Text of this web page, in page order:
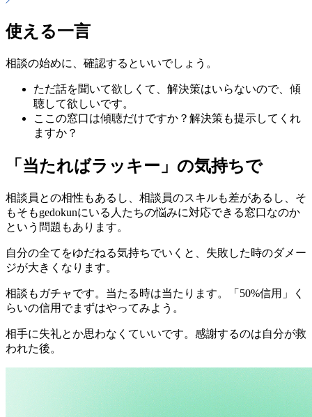
使える一言
相談の始めに、確認するといいでしょう。
ただ話を聞いて欲しくて、解決策はいらないので、傾
聴して欲しいです。
ここの窓口は傾聴だけですか？解決策も提示してくれ
ますか？
「当たればラッキー」の気持ちで
相談員との相性もあるし、相談員のスキルも差があるし、そ
もそもgedokunにいる人たちの悩みに対応できる窓口なのか
という問題もあります。
自分の全てをゆだねる気持ちでいくと、失敗した時のダメー
ジが大きくなります。
相談もガチャです。当たる時は当たります。「50%信用」く
らいの信用でまずはやってみよう。
相手に失礼とか思わなくていいです。感謝するのは自分が救
われた後。